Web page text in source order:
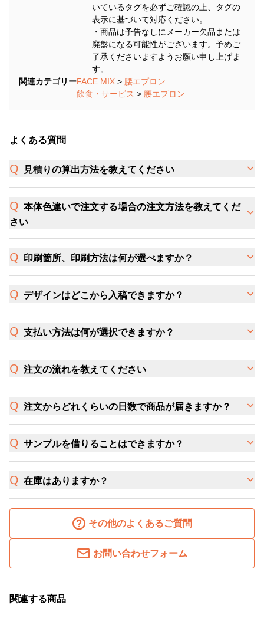
いているタグを必ずご確認の上、タグの
表示に基づいて対応ください。
・商品は予告なしにメーカー欠品または
廃盤になる可能性がございます。予めご
了承くださいますようお願い申し上げま
す。
関連カテゴリーFACE MIX > 腰エプロン
飲食・サービス > 腰エプロン
よくある質問
見積りの算出方法を教えてください
本体色違いで注文する場合の注文方法を教えてくだ
さい
印刷箇所、印刷方法は何が選べますか？
デザインはどこから入稿できますか？
支払い方法は何が選択できますか？
注文の流れを教えてください
注文からどれくらいの日数で商品が届きますか？
サンプルを借りることはできますか？
在庫はありますか？
その他のよくあるご質問
お問い合わせフォーム
関連する商品